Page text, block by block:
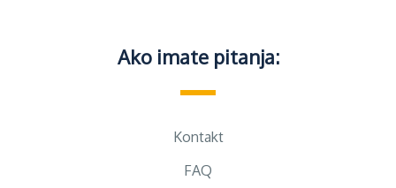
Ako imate pitanja:
Kontakt
FAQ